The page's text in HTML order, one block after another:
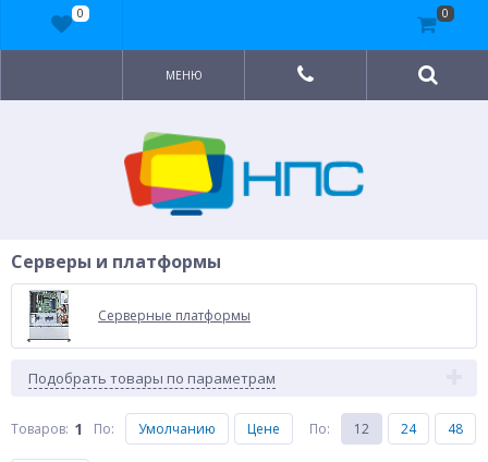
МЕНЮ
Серверы и платформы
Серверные платформы
Подобрать товары по параметрам
Товаров: 1 По: Умолчанию Цене По: 12 24 48
0 0